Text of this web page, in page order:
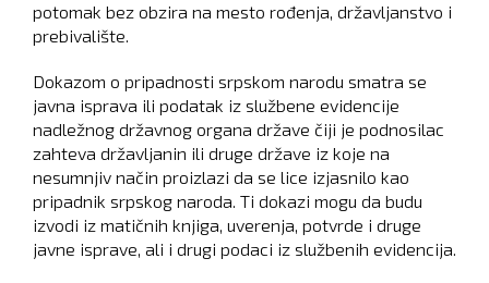
potomak bez obzira na mesto rođenja, državljanstvo i
prebivalište.
Dokazom o pripadnosti srpskom narodu smatra se
javna isprava ili podatak iz službene evidencije
nadležnog državnog organa države čiji je podnosilac
zahteva državljanin ili druge države iz koje na
nesumnjiv način proizlazi da se lice izjasnilo kao
pripadnik srpskog naroda. Ti dokazi mogu da budu
izvodi iz matičnih knjiga, uverenja, potvrde i druge
javne isprave, ali i drugi podaci iz službenih evidencija.